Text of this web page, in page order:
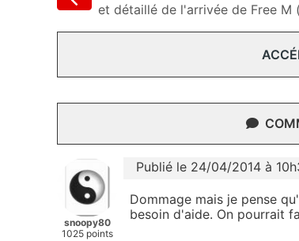
et détaillé de l'arrivée de Free M
snoopy80
1025 points
Publié le 24/04/2014 à
Dommage mais je pense
besoin d'aide. On pourrait